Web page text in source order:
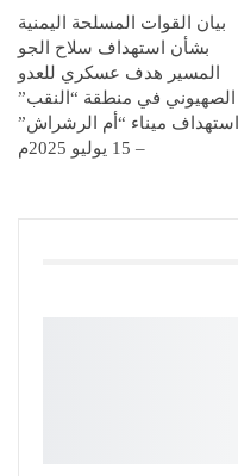
بيان القوات المسلحة اليمنية
بشأن استهداف سلاح الجو
المسير هدف عسكري للعدو
الصهيوني في منطقة “النقب”
ميناء “أم الرشراش”
– 15 يوليو 2025م